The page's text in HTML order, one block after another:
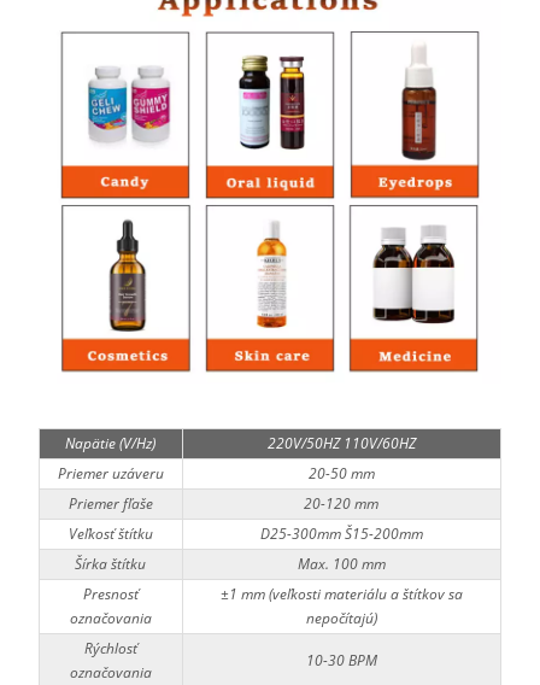
Napätie (V/Hz)
220V/50HZ 110V/60HZ
Priemer uzáveru
20-50 mm
Priemer fľaše
20-120 mm
Veľkosť štítku
D25-300mm Š15-200mm
Šírka štítku
Max. 100 mm
Presnosť
označovania
±1 mm (veľkosti materiálu a štítkov sa
nepočítajú)
Rýchlosť
označovania
10-30 BPM